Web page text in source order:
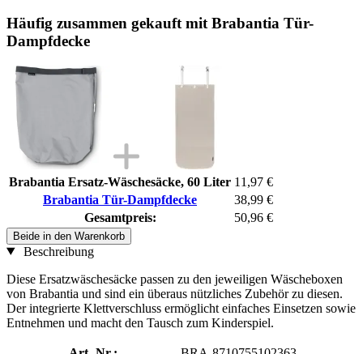
Häufig zusammen gekauft mit Brabantia Tür-
Dampfdecke
Brabantia Ersatz-Wäschesäcke, 60 Liter 11,97 €
Brabantia Tür-Dampfdecke
38,99 €
Gesamtpreis:
50,96 €
Beide in den Warenkorb
Beschreibung
Diese Ersatzwäschesäcke passen zu den jeweiligen Wäscheboxen
von Brabantia und sind ein überaus nützliches Zubehör zu diesen.
Der integrierte Klettverschluss ermöglicht einfaches Einsetzen sowie
Entnehmen und macht den Tausch zum Kinderspiel.